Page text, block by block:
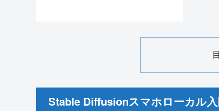
Stable Diffusionスマホローカル